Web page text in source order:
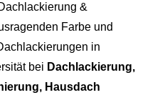
&
Farbe und
in
bei Dachlackierung,
Hausdach